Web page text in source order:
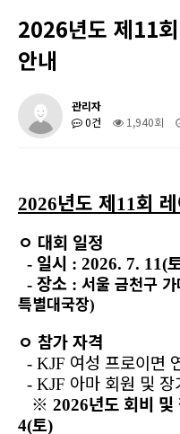
2026년도 제11
안내
관리자
0건
1,940회
2026년도 제11회
ㅇ 대회 일정
- 일시 : 2026. 7. 11(
- 장소 : 서울 금천구
특별대국장)
ㅇ 참가 자격
- KJF 여성 프로이면
- KJF 아마 회원 및
※ 2026년도 회비
4(토)